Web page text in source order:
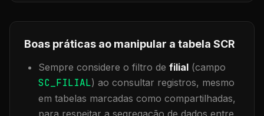
Boas práticas ao manipular a tabela SCR
Sempre considere o filtro de filial (campo
SC_FILIAL) ao consultar registros, mesmo
em tabelas marcadas como compartilhadas,
para respeitar a segregação de dados entre